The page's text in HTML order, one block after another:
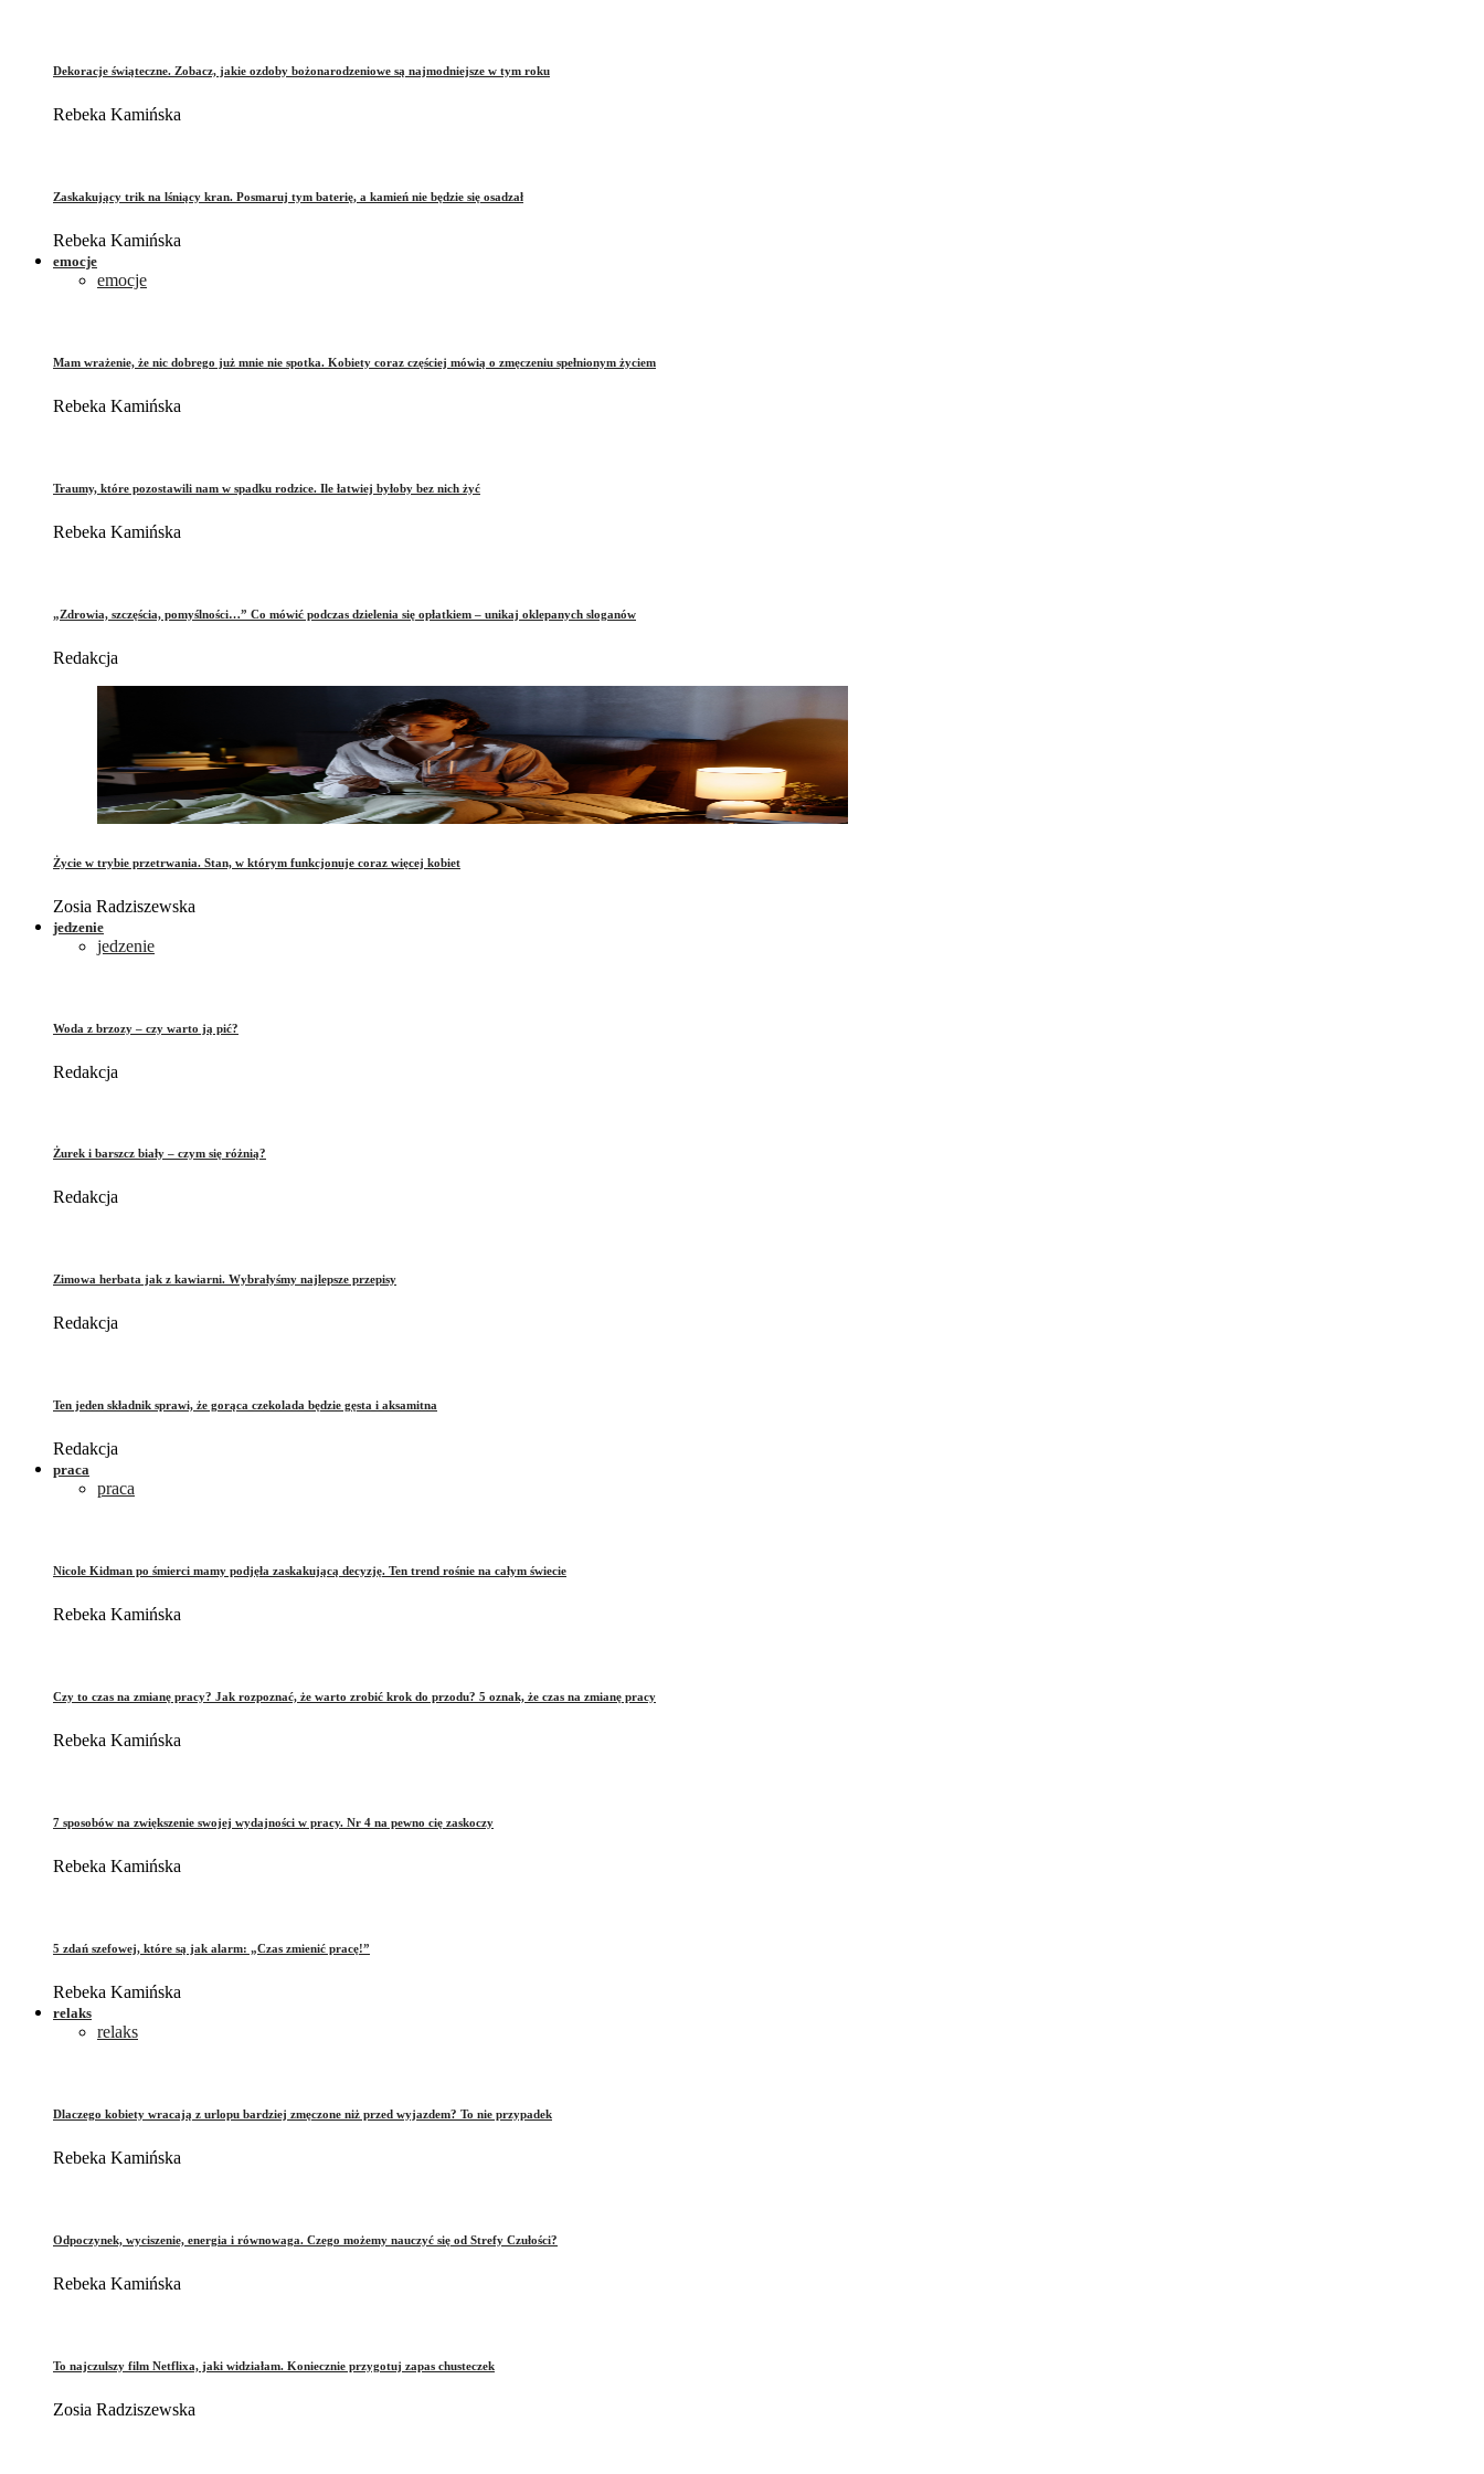
Dekoracje świąteczne. Zobacz, jakie ozdoby bożonarodzeniowe są najmodniejsze w tym roku
Rebeka Kamińska
Zaskakujący trik na lśniący kran. Posmaruj tym baterię, a kamień nie będzie się osadzał
Rebeka Kamińska
emocje
emocje
Mam wrażenie, że nic dobrego już mnie nie spotka. Kobiety coraz częściej mówią o zmęczeniu spełnionym życiem
Rebeka Kamińska
Traumy, które pozostawili nam w spadku rodzice. Ile łatwiej byłoby bez nich żyć
Rebeka Kamińska
„Zdrowia, szczęścia, pomyślności…” Co mówić podczas dzielenia się opłatkiem – unikaj oklepanych sloganów
Redakcja
Życie w trybie przetrwania. Stan, w którym funkcjonuje coraz więcej kobiet
Zosia Radziszewska
jedzenie
jedzenie
Woda z brzozy – czy warto ją pić?
Redakcja
Żurek i barszcz biały – czym się różnią?
Redakcja
Zimowa herbata jak z kawiarni. Wybrałyśmy najlepsze przepisy
Redakcja
Ten jeden składnik sprawi, że gorąca czekolada będzie gęsta i aksamitna
Redakcja
praca
praca
Nicole Kidman po śmierci mamy podjęła zaskakującą decyzję. Ten trend rośnie na całym świecie
Rebeka Kamińska
Czy to czas na zmianę pracy? Jak rozpoznać, że warto zrobić krok do przodu? 5 oznak, że czas na zmianę pracy
Rebeka Kamińska
7 sposobów na zwiększenie swojej wydajności w pracy. Nr 4 na pewno cię zaskoczy
Rebeka Kamińska
5 zdań szefowej, które są jak alarm: „Czas zmienić pracę!”
Rebeka Kamińska
relaks
relaks
Dlaczego kobiety wracają z urlopu bardziej zmęczone niż przed wyjazdem? To nie przypadek
Rebeka Kamińska
Odpoczynek, wyciszenie, energia i równowaga. Czego możemy nauczyć się od Strefy Czułości?
Rebeka Kamińska
To najczulszy film Netflixa, jaki widziałam. Koniecznie przygotuj zapas chusteczek
Zosia Radziszewska